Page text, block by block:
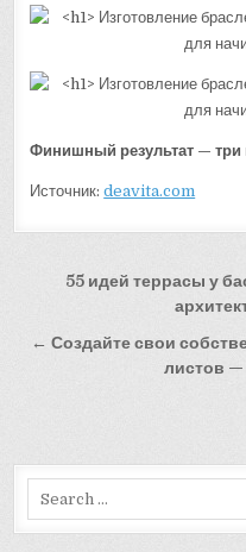
Финишный результат — три
Источник:deavita.com
Навигация
записям
55 идей террасы у
← Создайте свои
листов —